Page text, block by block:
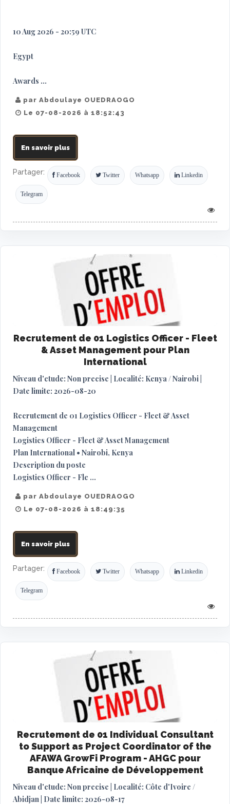
10 Aug 2026 - 20:59 UTC
Egypt
Awards ...
par Abdoulaye OUEDRAOGO
Le 07-08-2026 à 18:52:43
En savoir plus
Partager: Facebook Twitter Whatsapp Linkedin
Telegram
Recrutement de 01 Logistics Officer - Fleet
& Asset Management pour Plan
International
Niveau d'etude: Non precise | Localité: Kenya / Nairobi |
Date limite: 2026-08-20
Recrutement de 01 Logistics Officer - Fleet & Asset
Management
Logistics Officer - Fleet & Asset Management
Plan International • Nairobi, Kenya
Description du poste
Logistics Officer - Fle ...
par Abdoulaye OUEDRAOGO
Le 07-08-2026 à 18:49:35
En savoir plus
Partager: Facebook Twitter Whatsapp Linkedin
Telegram
Recrutement de 01 Individual Consultant
to Support as Project Coordinator of the
AFAWA GrowFi Program - AHGC pour
Banque Africaine de Développement
Niveau d'etude: Non precise | Localité: Côte d'Ivoire /
Abidjan | Date limite: 2026-08-17